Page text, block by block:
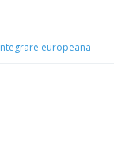
europeana